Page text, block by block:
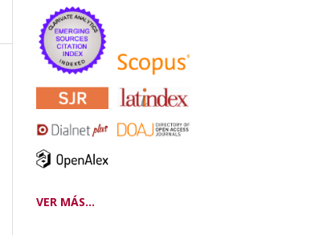
VER MÁS...